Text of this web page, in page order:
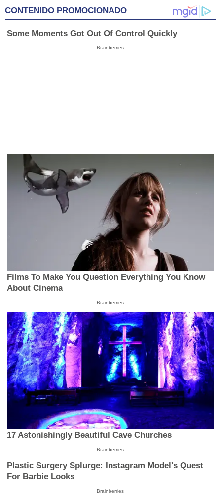
minutes,
40
CONTENIDO PROMOCIONADO
Some Moments Got Out Of Control Quickly
Brainberries
Films To Make You Question Everything You Know
About Cinema
Brainberries
17 Astonishingly Beautiful Cave Churches
Brainberries
Plastic Surgery Splurge: Instagram Model's Quest
For Barbie Looks
Brainberries